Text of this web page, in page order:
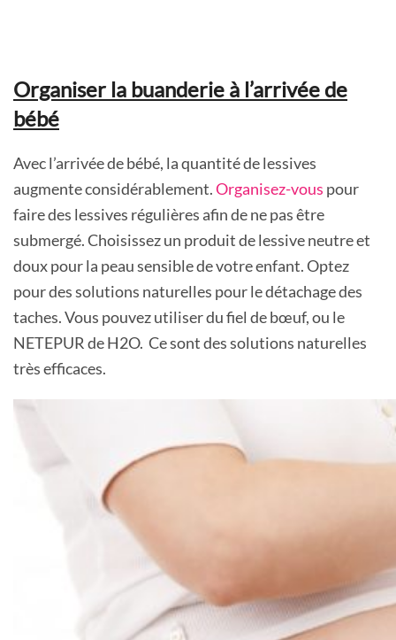
Organiser la buanderie à l’arrivée de
bébé
Avec l’arrivée de bébé, la quantité de lessives
augmente considérablement.Organisez-vous pour
faire des lessives régulières afin de ne pas être
submergé. Choisissez un produit de lessive neutre et
doux pour la peau sensible de votre enfant. Optez
pour des solutions naturelles pour le détachage des
taches. Vous pouvez utiliser du fiel de bœuf, ou le
NETEPUR de H2O. Ce sont des solutions naturelles
très efficaces.